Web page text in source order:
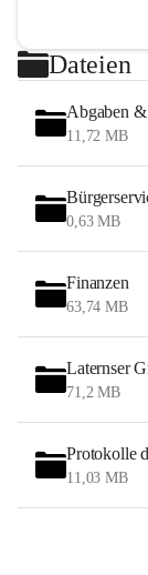
Dateien
Abgaben
11,72 MB
0,63 MB
Finanzen
63,74 MB
Laternser
71,2 MB
Protokolle
11,03 MB